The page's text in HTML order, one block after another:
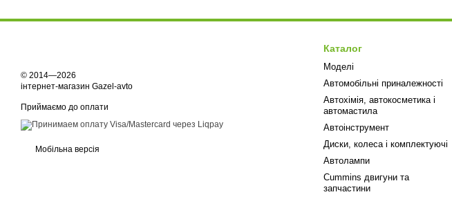
© 2014—2026
інтернет-магазин Gazel-avto
Приймаємо до оплати
Мобільна версія
Каталог
Моделі
Автомобільні приналежності
Автохімія, автокосметика і
автомастила
Автоінструмент
Диски, колеса і комплектуючі
Автолампи
Cummins двигуни та
запчастини